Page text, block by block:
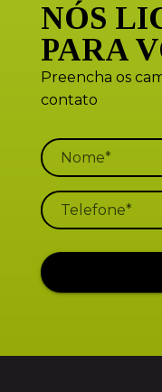
NÓS
PARA
Preencha os
contato